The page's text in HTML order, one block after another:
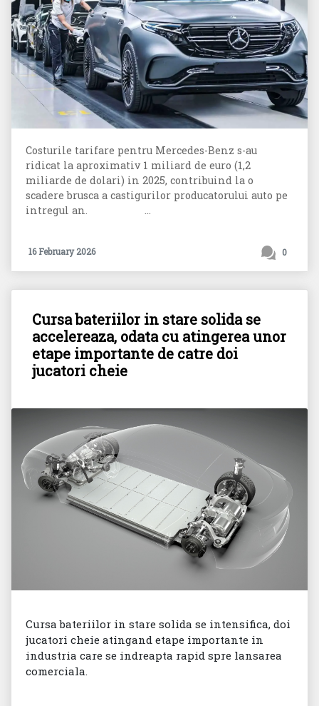
Costurile tarifare pentru Mercedes-Benz s-au
ridicat la aproximativ 1 miliard de euro (1,2
miliarde de dolari) in 2025, contribuind la o
scadere brusca a castigurilor producatorului auto pe
intregul an. ...
16 February 2026 0
Cursa bateriilor in stare solida se
accelereaza, odata cu atingerea unor
etape importante de catre doi
jucatori cheie
Cursa bateriilor in stare solida se intensifica, doi
jucatori cheie atingand etape importante in
industria care se indreapta rapid spre lansarea
comerciala.